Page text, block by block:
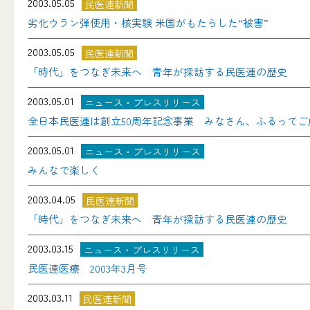
民医連新聞
劣化ウラン弾使用・核実験 米国がもたらした“被害”
2003.05.05
民医連新聞
「時代」をつなぎ未来へ 青年が探訪する民医連の歴史
2003.05.01
ニュース・プレスリリース
全日本民医連は創立50周年記念事業 みなさん、ふるってご
2003.05.01
ニュース・プレスリリース
みんなで楽しく
2003.04.05
民医連新聞
「時代」をつなぎ未来へ 青年が探訪する民医連の歴史
2003.03.15
ニュース・プレスリリース
民医連医療 2003年3月号
2003.03.11
民医連新聞